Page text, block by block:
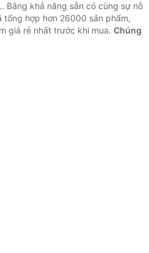
Bằng khả năng sẵn có cùng sự nỗ
hợp hơn 26000 sản phẩm,
giá rẻ nhất trước khi mua. Chúng